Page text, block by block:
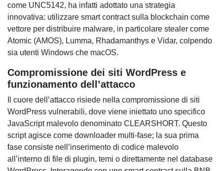
come UNC5142, ha infatti adottato una strategia
innovativa: utilizzare smart contract sulla blockchain come
vettore per distribuire malware, in particolare stealer come
Atomic (AMOS), Lumma, Rhadamanthys e Vidar, colpendo
sia utenti Windows che macOS.
Compromissione dei siti WordPress e
funzionamento dell’attacco
Il cuore dell’attacco risiede nella compromissione di siti
WordPress vulnerabili, dove viene iniettato uno specifico
JavaScript malevolo denominato CLEARSHORT. Questo
script agisce come downloader multi-fase; la sua prima
fase consiste nell’inserimento di codice malevolo
all’interno di file di plugin, temi o direttamente nel database